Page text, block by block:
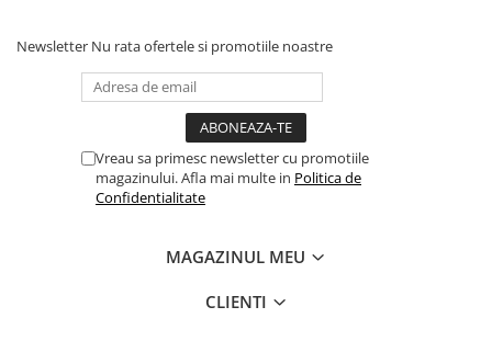
Newsletter Nu rata ofertele si promotiile noastre
Vreau sa primesc newsletter cu promotiile
magazinului. Afla mai multe in Politica de
Confidentialitate
MAGAZINUL MEU
CLIENTI